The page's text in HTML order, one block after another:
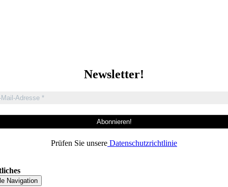
Newsletter!
Prüfen Sie unsere Datenschutzrichtlinie
Navigation